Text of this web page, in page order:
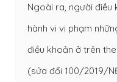
Ngoài ra, người điều
hành vi vi phạm
điều khoản ở trên
(sửa đổi 100/2019/